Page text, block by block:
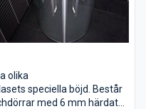
olika
speciella böjd. Består
med 6 mm härdat